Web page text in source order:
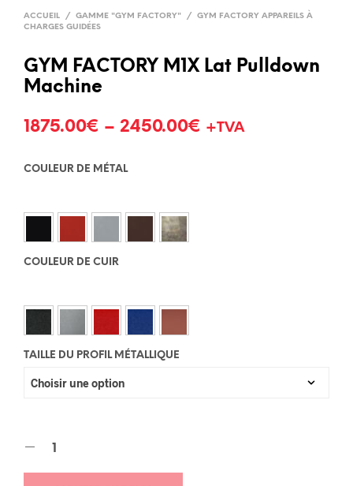
ACCUEIL / GAMME "GYM FACTORY" /
GYM FACTORY APPAREILS À
CHARGES GUIDÉES
GYM FACTORY M1X Lat Pulldown
Machine
1875.00€ – 2450.00€ +TVA
COULEUR DE MÉTAL
COULEUR DE CUIR
TAILLE DU PROFIL MÉTALLIQUE